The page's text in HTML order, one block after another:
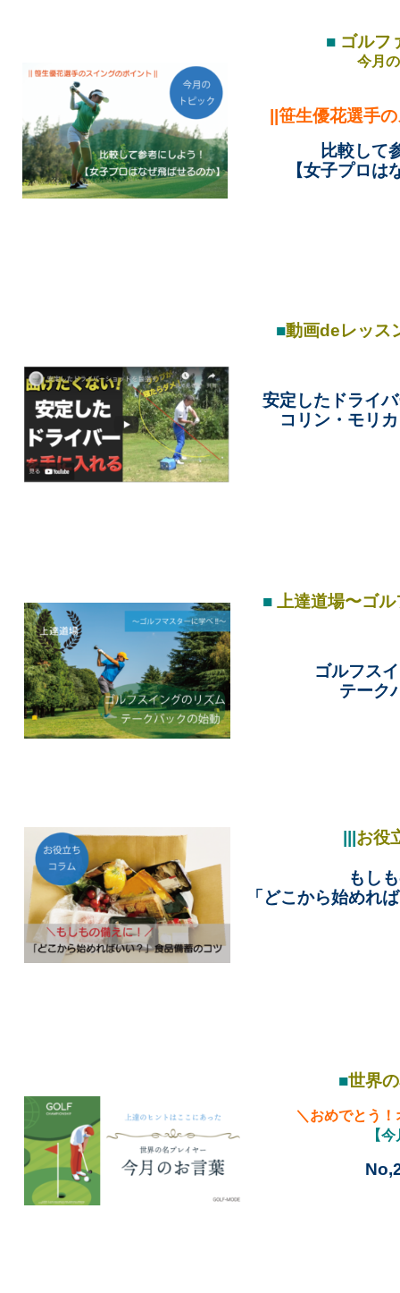
■ ゴルフ
今月
||笹生優花選手
比較して
【女子プロは
■動画deレッス
安定したドライ
コリン・モリ
■ 上達道場〜ゴ
ゴルフス
テーク
お役
もし
「どこから始めれ
■世界
＼おめでとう
【